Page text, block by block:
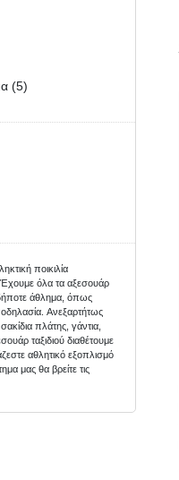
(5)
ποικιλία
. Έχουμε όλα τα αξεσουάρ
άθλημα, όπως
Ανεξαρτήτως
σακίδια πλάτης, γάντια,
ταξιδιού διαθέτουμε
αθλητικό εξοπλισμό
μας θα βρείτε τις